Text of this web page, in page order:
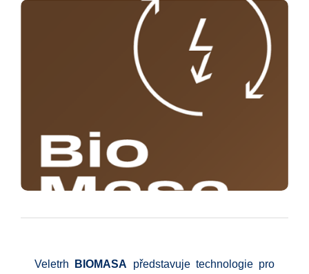
Veletrh BIOMASA představuje technologie pro